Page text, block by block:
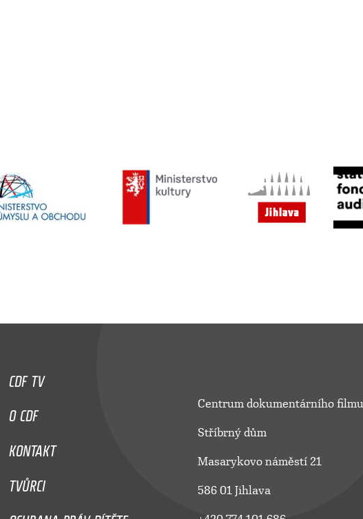
CDF TV
O CDF
KONTAKT
TVŮRCI
Centrum dokumentárního filmu
Stříbrný dům
Masarykovo náměstí 21
586 01 Jihlava